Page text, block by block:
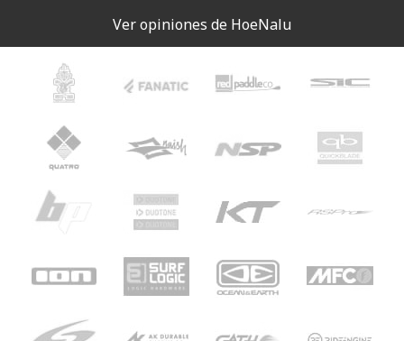
Ver opiniones de HoeNalu